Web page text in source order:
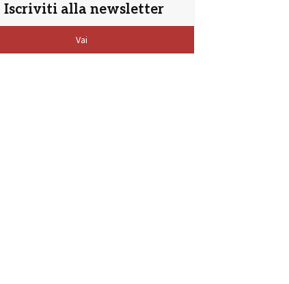
Iscriviti alla newsletter
Vai